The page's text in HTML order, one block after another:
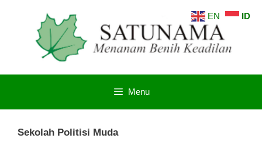
Menu
Sekolah Politisi Muda
EN ID